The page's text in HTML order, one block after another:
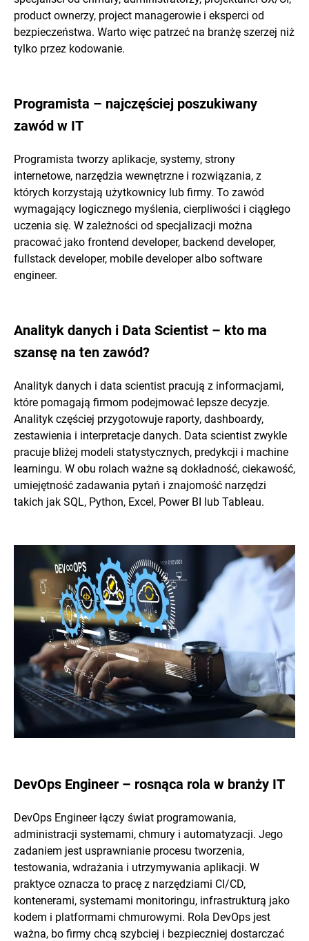
product ownerzy, project managerowie i eksperci od
bezpieczeństwa. Warto więc patrzeć na branżę szerzej niż
tylko przez kodowanie.
Programista – najczęściej poszukiwany
zawód w IT
Programista tworzy aplikacje, systemy, strony
internetowe, narzędzia wewnętrzne i rozwiązania, z
których korzystają użytkownicy lub firmy. To zawód
wymagający logicznego myślenia, cierpliwości i ciągłego
uczenia się. W zależności od specjalizacji można
pracować jako frontend developer, backend developer,
fullstack developer, mobile developer albo software
engineer.
Analityk danych i Data Scientist – kto ma
szansę na ten zawód?
Analityk danych i data scientist pracują z informacjami,
które pomagają firmom podejmować lepsze decyzje.
Analityk częściej przygotowuje raporty, dashboardy,
zestawienia i interpretacje danych. Data scientist zwykle
pracuje bliżej modeli statystycznych, predykcji i machine
learningu. W obu rolach ważne są dokładność, ciekawość,
umiejętność zadawania pytań i znajomość narzędzi
takich jak SQL, Python, Excel, Power BI lub Tableau.
DevOps Engineer – rosnąca rola w branży IT
DevOps Engineer łączy świat programowania,
administracji systemami, chmury i automatyzacji. Jego
zadaniem jest usprawnianie procesu tworzenia,
testowania, wdrażania i utrzymywania aplikacji. W
praktyce oznacza to pracę z narzędziami CI/CD,
kontenerami, systemami monitoringu, infrastrukturą jako
kodem i platformami chmurowymi. Rola DevOps jest
ważna, bo firmy chcą szybciej i bezpieczniej dostarczać